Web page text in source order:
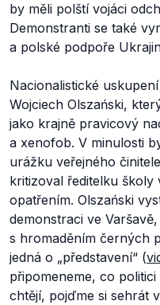
by měli polští vojáci
Demonstranti se také
a polské podpoře
Nacionalistické uskupení
Wojciech Olszański,
jako krajně pravicový
a xenofob. V minulosti
urážku veřejného
kritizoval ředitelku
opatřením. Olszański
demonstraci ve
s hromaděním černých
jedná o „představení“ (
připomeneme, co
chtějí, pojďme si sehrát